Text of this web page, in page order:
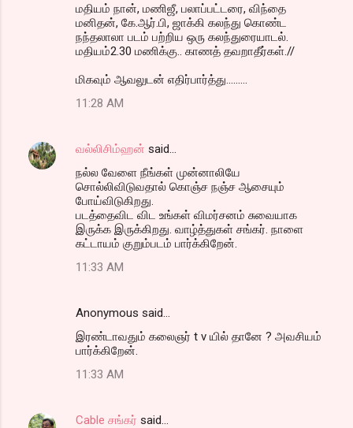
மதியம் நான், மணிஜீ, பலாப்பட்டரை, விந்தை
மனிதன், கே.ஆர்.பி, ஜாக்கி கலந்து கொண்ட
நந்தலாலா படம் பற்றிய ஒரு கலந்துரையாடல்.
மதியம்2.30 மணிக்கு.. காணத் தவறாதீர்கள்.//
மிகவும் ஆவலுடன் எதிர்பார்த்து.........
11:28 AM
வல்லிசிம்ஹன் said…
நல்ல வேளை நீங்கள் முன்னாலியே
சொல்லிவிடுவதால் கொஞ்ச நஞ்ச ஆசையும்
போய்விடுகிறது.
படத்தைவிட விட உங்கள் விமர்சனம் சுவையாக
இருக்க இருக்கிறது. வாழ்த்துகள் சங்கர். நாளை
கட்டாயம் குறும்படம் பார்க்கிறேன்.
11:33 AM
Anonymous said…
இரண்டாவதும் கலைஞர் t v யில் தானே ? அவசியம்
பார்க்கிறேன்.
11:33 AM
Cable சங்கர் said…